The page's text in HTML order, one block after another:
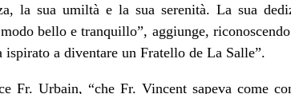
la sua umiltà e la sua serenità. La sua
bello e tranquillo”, aggiunge,
ispirato a diventare un Fratello de La Salle”.
Fr. Urbain, “che Fr. Vincent sapeva come